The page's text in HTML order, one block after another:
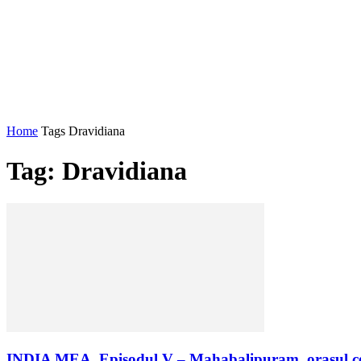
Home Tags Dravidiana
Tag: Dravidiana